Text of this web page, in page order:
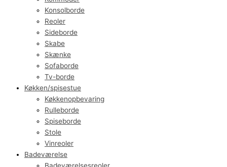
Konsolborde
Reoler
Sideborde
Skabe
Skænke
Sofaborde
Tv-borde
Køkken/spisestue
Køkkenopbevaring
Rulleborde
Spiseborde
Stole
Vinreoler
Badeværelse